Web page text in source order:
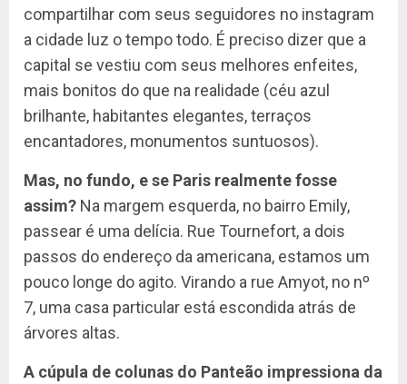
compartilhar com seus seguidores no instagram
a cidade luz o tempo todo. É preciso dizer que a
capital se vestiu com seus melhores enfeites,
mais bonitos do que na realidade (céu azul
brilhante, habitantes elegantes, terraços
encantadores, monumentos suntuosos).
Mas, no fundo, e se Paris realmente fosse
assim? Na margem esquerda, no bairro Emily,
passear é uma delícia. Rue Tournefort, a dois
passos do endereço da americana, estamos um
pouco longe do agito. Virando a rue Amyot, no nº
7, uma casa particular está escondida atrás de
árvores altas.
A cúpula de colunas do Panteão impressiona da